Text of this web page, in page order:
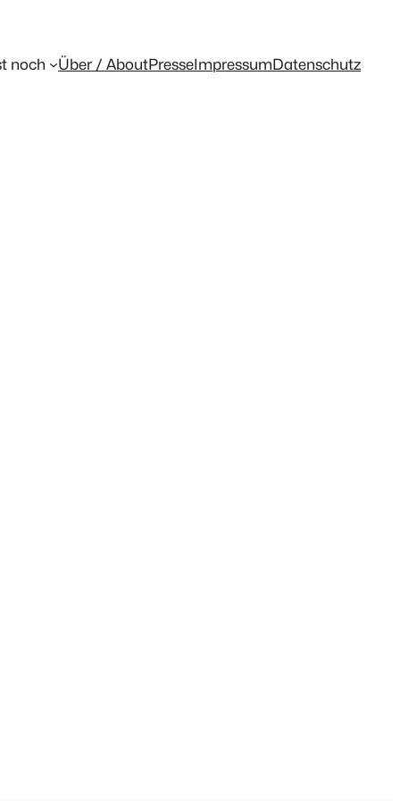
noch Über / AboutPresseImpressumDatenschutz